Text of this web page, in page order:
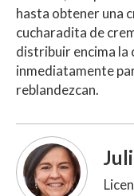
hasta obtener una
cucharadita de
distribuir encima la
inmediatamente
reblandezcan.